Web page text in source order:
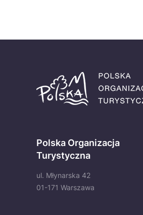
Polska Organizacja
Turystyczna
ul. Młynarska 42
01-171 Warszawa